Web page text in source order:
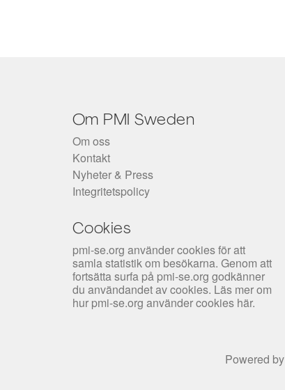
Om PMI Sweden
Om oss
Kontakt
Nyheter & Press
Integritetspolicy
Cookies
pmi-se.org använder cookies för att
samla statistik om besökarna. Genom att
fortsätta surfa på pmi-se.org godkänner
du användandet av cookies. Läs mer om
hur pmi-se.org använder cookies här.
Powered by